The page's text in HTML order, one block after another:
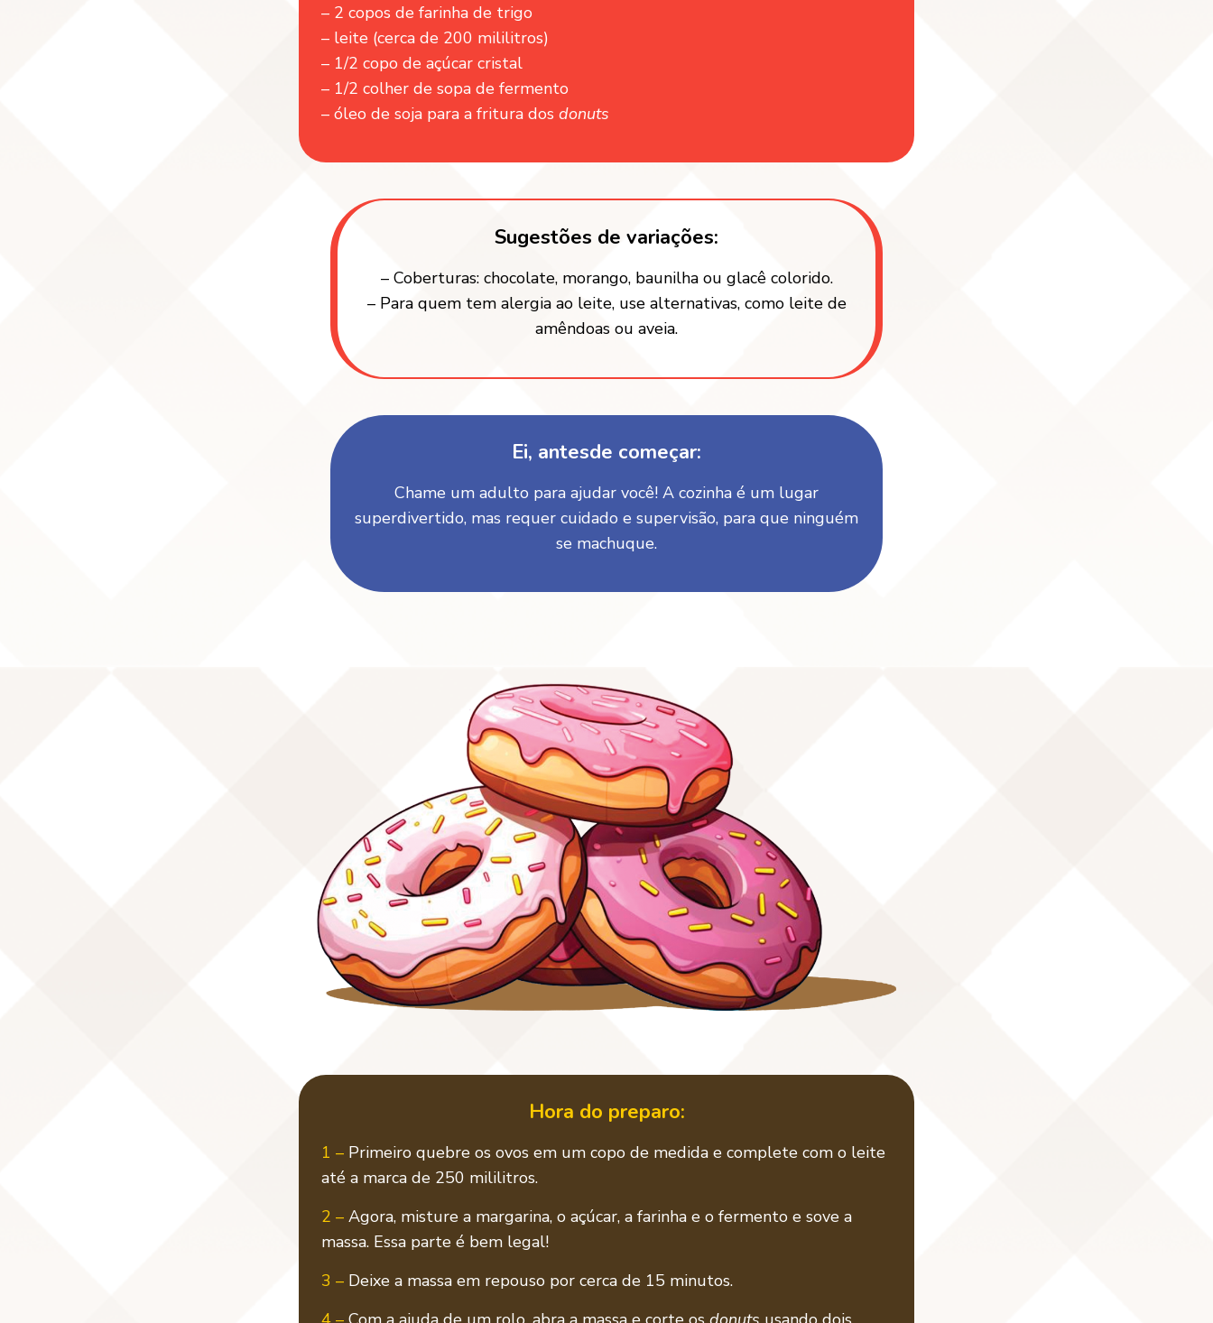
– 2 copos de farinha de trigo
– leite (cerca de 200 mililitros)
– 1/2 copo de açúcar cristal
– 1/2 colher de sopa de fermento
– óleo de soja para a fritura dos donuts
Sugestões de variações:
– Coberturas: chocolate, morango, baunilha ou glacê colorido.
– Para quem tem alergia ao leite, use alternativas, como leite de
amêndoas ou aveia.
Ei, antesde começar:
Chame um adulto para ajudar você! A cozinha é um lugar
superdivertido, mas requer cuidado e supervisão, para que ninguém
se machuque.
Hora do preparo:
1 –Primeiro quebre os ovos em um copo de medida e complete com o leite
até a marca de 250 mililitros.
2 –Agora, misture a margarina, o açúcar, a farinha e o fermento e sove a
massa. Essa parte é bem legal!
3 –Deixe a massa em repouso por cerca de 15 minutos.